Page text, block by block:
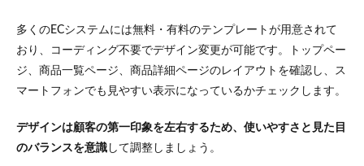
多くのECシステムには無料・有料のテンプレートが用意されて
おり、コーディング不要でデザイン変更が可能です。トップペー
ジ、商品一覧ページ、商品詳細ページのレイアウトを確認し、ス
マートフォンでも見やすい表示になっているかチェックします。
デザインは顧客の第一印象を左右するため、使いやすさと見た目
のバランスを意識 して調整しましょう。